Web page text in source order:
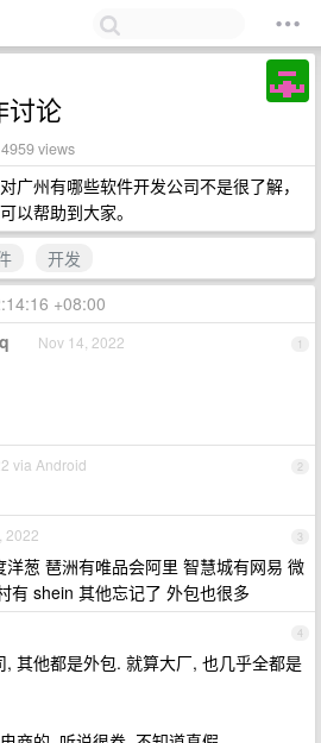
讨论
views
广州有哪些软件开发公司不是很了解，
以帮助到大家。
开发
+08:00
1
Nov 14, 2022
2
via Android
3
2022
葱 琶洲有唯品会阿里 智慧城有网易 微
有 shein 其他忘记了 外包也很多
4
, 其他都是外包. 就算大厂, 也几乎全都是